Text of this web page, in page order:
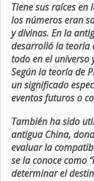
Tiene sus raíces
los números eran
y divinas. En la
desarrolló la teoría
todo en el universo
Según la teoría de
un significado
eventos futuros o
También ha sido
antigua China,
evaluar la
se la conoce como
determinar el